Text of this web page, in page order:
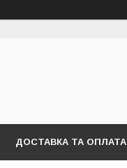
ДОСТАВКА ТА ОПЛАТА